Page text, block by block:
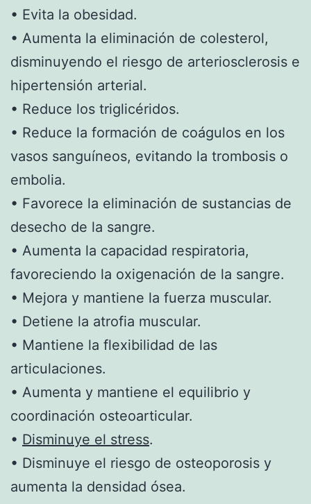
• Evita la obesidad.
• Aumenta la eliminación de colesterol,
disminuyendo el riesgo de arteriosclerosis e
hipertensión arterial.
• Reduce los triglicéridos.
• Reduce la formación de coágulos en los
vasos sanguíneos, evitando la trombosis o
embolia.
• Favorece la eliminación de sustancias de
desecho de la sangre.
• Aumenta la capacidad respiratoria,
favoreciendo la oxigenación de la sangre.
• Mejora y mantiene la fuerza muscular.
• Detiene la atrofia muscular.
• Mantiene la flexibilidad de las
articulaciones.
• Aumenta y mantiene el equilibrio y
coordinación osteoarticular.
• Disminuye el stress.
• Disminuye el riesgo de osteoporosis y
aumenta la densidad ósea.